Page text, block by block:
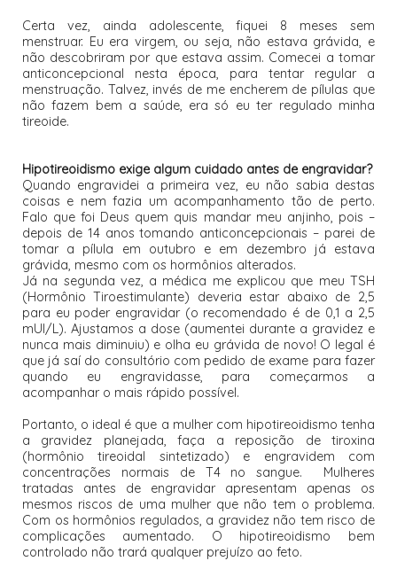
Certa vez, ainda adolescente, fiquei 8 meses sem
menstruar. Eu era virgem, ou seja, não estava grávida, e
não descobriram por que estava assim. Comecei a tomar
anticoncepcional nesta época, para tentar regular a
menstruação. Talvez, invés de me encherem de pílulas que
não fazem bem a saúde, era só eu ter regulado minha
tireoide.
Hipotireoidismo exige algum cuidado antes de engravidar?
Quando engravidei a primeira vez, eu não sabia destas
coisas e nem fazia um acompanhamento tão de perto.
Falo que foi Deus quem quis mandar meu anjinho, pois –
depois de 14 anos tomando anticoncepcionais – parei de
tomar a pílula em outubro e em dezembro já estava
grávida, mesmo com os hormônios alterados.
Já na segunda vez, a médica me explicou que meu TSH
(Hormônio Tiroestimulante) deveria estar abaixo de 2,5
para eu poder engravidar (o recomendado é de 0,1 a 2,5
mUI/L). Ajustamos a dose (aumentei durante a gravidez e
nunca mais diminuiu) e olha eu grávida de novo! O legal é
que já saí do consultório com pedido de exame para fazer
quando eu engravidasse, para começarmos a
acompanhar o mais rápido possível.
Portanto, o ideal é que a mulher com hipotireoidismo tenha
a gravidez planejada, faça a reposição de tiroxina
(hormônio tireoidal sintetizado) e engravidem com
concentrações normais de T4 no sangue. Mulheres
tratadas antes de engravidar apresentam apenas os
mesmos riscos de uma mulher que não tem o problema.
Com os hormônios regulados, a gravidez não tem risco de
complicações aumentado. O hipotireoidismo bem
controlado não trará qualquer prejuízo ao feto.